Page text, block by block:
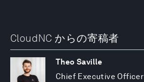
CloudNC からの寄稿者
Theo Saville
Chief Executive Officer